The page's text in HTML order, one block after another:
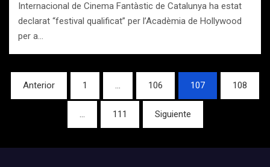
Internacional de Cinema Fantàstic de Catalunya ha estat
declarat “festival qualificat” per l’Acadèmia de Hollywood
per a…
Navegación
de
Anterior 1 … 106 107 108
… 111 Siguiente